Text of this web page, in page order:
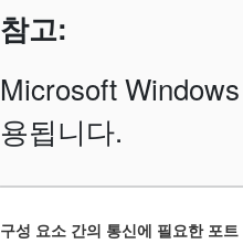
참고:
Microsoft
용됩니다.
구성 요소 간의 통신에 필요한 포트